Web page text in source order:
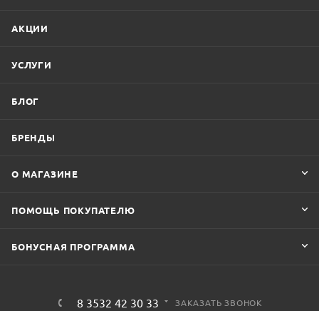
АКЦИИ
УСЛУГИ
БЛОГ
БРЕНДЫ
О МАГАЗИНЕ
ПОМОЩЬ ПОКУПАТЕЛЮ
БОНУСНАЯ ПРОГРАММА
8 3532 42 30 33 ЗАКАЗАТЬ ЗВОНОК